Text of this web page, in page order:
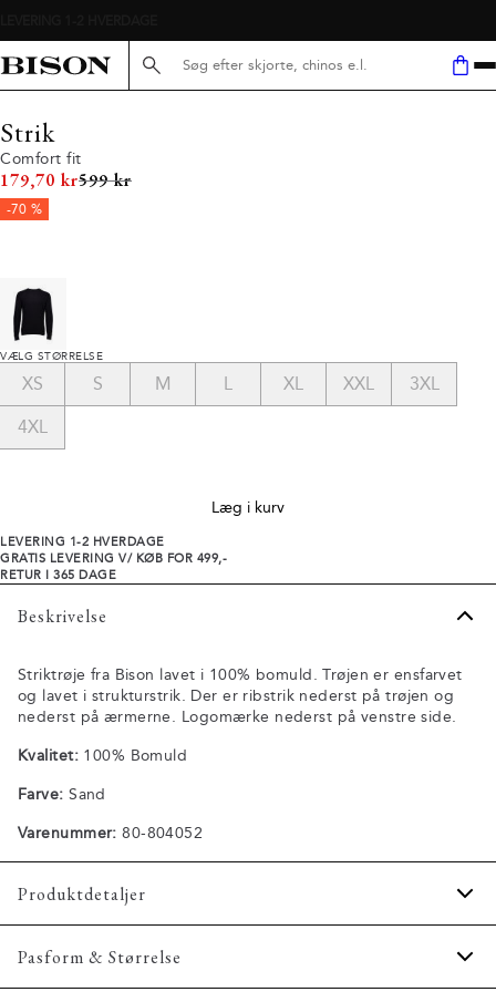
Søg her...
Strik
Comfort fit
179,70 krI alt (uden rabat)
599 kr
-70 %
VÆLG STØRRELSE
XS S M L XL XXL 3XL
4XL
Læg i kurv
LEVERING 1-2 HVERDAGE
GRATIS LEVERING V/ KØB FOR 499,-
RETUR I 365 DAGE
Beskrivelse
Striktrøje fra Bison lavet i 100% bomuld. Trøjen er ensfarvet
og lavet i strukturstrik. Der er ribstrik nederst på trøjen og
nederst på ærmerne. Logomærke nederst på venstre side.
Kvalitet:100% Bomuld
Farve: Sand
Varenummer: 80-804052
Produktdetaljer
Trøjen er lavet i strukturstrik.
Pasform & Størrelse